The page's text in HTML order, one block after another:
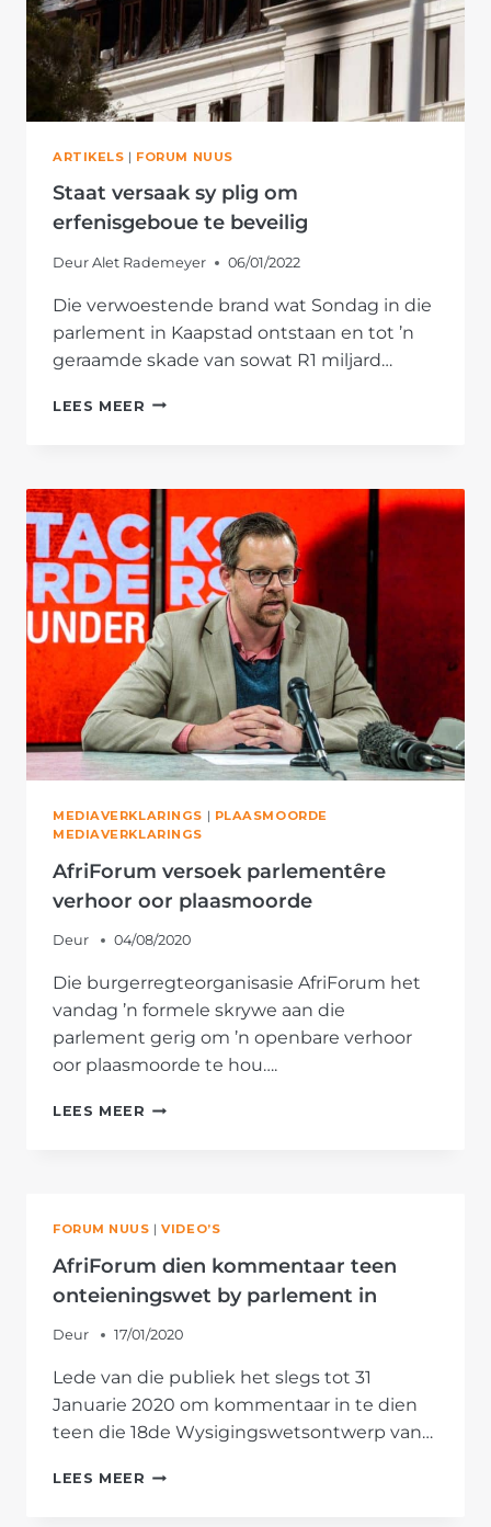
ARTIKELS | FORUM NUUS
Staat versaak sy plig om
erfenisgeboue te beveilig
Deur Alet Rademeyer 06/01/2022
Die verwoestende brand wat Sondag in die
parlement in Kaapstad ontstaan en tot ’n
geraamde skade van sowat R1 miljard…
LEES MEER STAAT
OM
ERFENISGEBOUE
TE
BEVEILIG
MEDIAVERKLARINGS | PLAASMOORDE
MEDIAVERKLARINGS
AfriForum versoek parlementêre
verhoor oor plaasmoorde
Deur 04/08/2020
Die burgerregteorganisasie AfriForum het
vandag ’n formele skrywe aan die
parlement gerig om ’n openbare verhoor
oor plaasmoorde te hou….
LEES MEER AFRIFORUM
FORUM NUUS |VIDEO’S
AfriForum dien kommentaar teen
onteieningswet by parlement in
Deur 17/01/2020
Lede van die publiek het slegs tot 31
Januarie 2020 om kommentaar in te dien
teen die 18de Wysigingswetsontwerp van…
LEES MEER AFRIFORUM